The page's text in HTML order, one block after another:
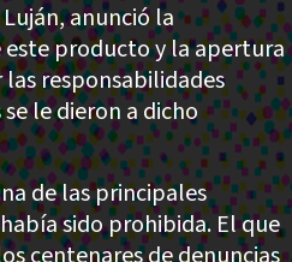
anunció la
producto y la apertura
responsabilidades
le dieron a dicho
de las principales
sido prohibida. El que